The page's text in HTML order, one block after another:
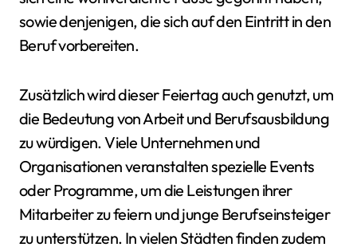
sowie denjenigen, die sich auf den Eintritt in den
Beruf vorbereiten.
Zusätzlich wird dieser Feiertag auch genutzt, um
die Bedeutung von Arbeit und Berufsausbildung
zu würdigen. Viele Unternehmen und
Organisationen veranstalten spezielle Events
oder Programme, um die Leistungen ihrer
Mitarbeiter zu feiern und junge Berufseinsteiger
zu unterstützen. In vielen Städten finden zudem